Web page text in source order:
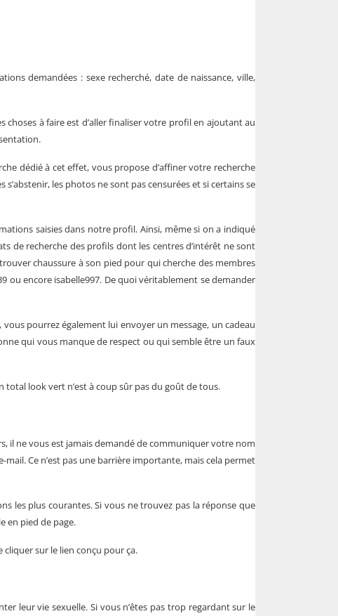
demandées : sexe recherché, date de naissance, ville,
choses à faire est d’aller finaliser votre profil en ajoutant au
dédié à cet effet, vous propose d’affiner votre recherche
les photos ne sont pas censurées et si certains se
saisies dans notre profil. Ainsi, même si on a indiqué
de recherche des profils dont les centres d’intérêt ne sont
chaussure à son pied pour qui cherche des membres
ou encore isabelle997. De quoi véritablement se demander
pourrez également lui envoyer un message, un cadeau
qui vous manque de respect ou qui semble être un faux
total look vert n’est à coup sûr pas du goût de tous.
il ne vous est jamais demandé de communiquer votre nom
Ce n’est pas une barrière importante, mais cela permet
les plus courantes. Si vous ne trouvez pas la réponse que
en pied de page.
cliquer sur le lien conçu pour ça.
leur vie sexuelle. Si vous n’êtes pas trop regardant sur le